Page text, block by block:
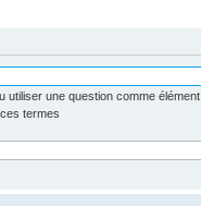
utiliser une question comme élément
termes